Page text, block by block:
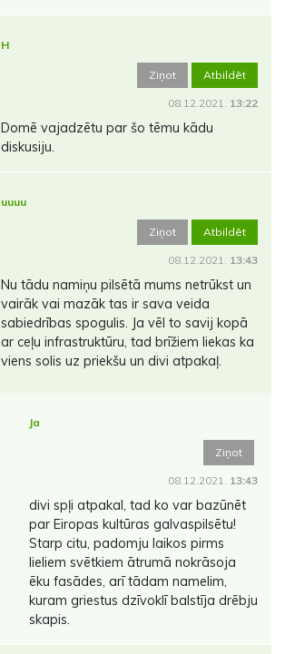
H
Ziņot Atbildēt
08.12.2021. 13:22
Domē vajadzētu par šo tēmu kādu
diskusiju.
uuuu
Ziņot Atbildēt
08.12.2021. 13:43
Nu tādu namiņu pilsētā mums netrūkst un
vairāk vai mazāk tas ir sava veida
sabiedrības spogulis. Ja vēl to savij kopā
ar ceļu infrastruktūru, tad brīžiem liekas ka
viens solis uz priekšu un divi atpakaļ.
Ja
Ziņot
08.12.2021. 13:43
divi spļi atpakal, tad ko var bazūnēt
par Eiropas kultūras galvaspilsētu!
Starp citu, padomju laikos pirms
lieliem svētkiem ātrumā nokrāsoja
ēku fasādes, arī tādam namelim,
kuram griestus dzīvoklī balstīja drēbju
skapis.